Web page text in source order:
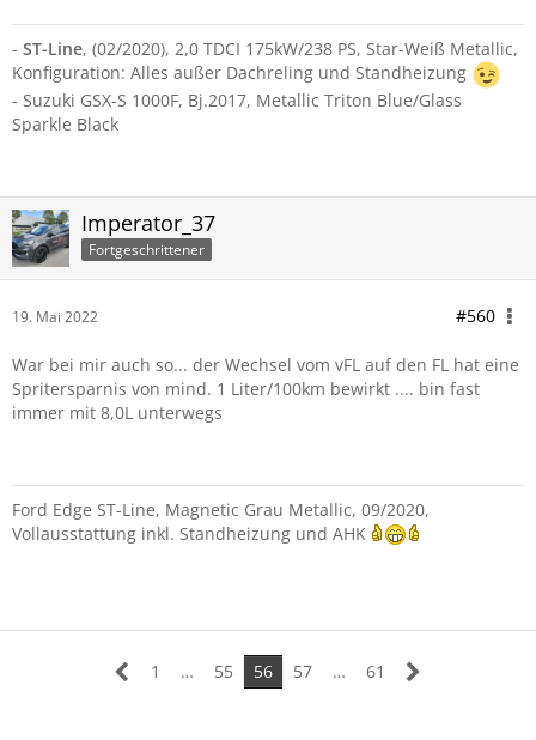
- ST-Line, (02/2020), 2,0 TDCI 175kW/238 PS, Star-Weiß Metallic,
Konfiguration: Alles außer Dachreling und Standheizung
- Suzuki GSX-S 1000F, Bj.2017, Metallic Triton Blue/Glass
Sparkle Black
Imperator_37
Fortgeschrittener
19. Mai 2022 #560
War bei mir auch so... der Wechsel vom vFL auf den FL hat eine
Spritersparnis von mind. 1 Liter/100km bewirkt .... bin fast
immer mit 8,0L unterwegs
Ford Edge ST-Line, Magnetic Grau Metallic, 09/2020,
Vollausstattung inkl. Standheizung und AHK
1 … 55 56 57 … 61